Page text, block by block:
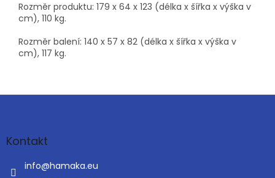
Rozměr produktu: 179 x 64 x 123 (délka x šířka x výška v
cm), 110 kg.
Rozměr balení: 140 x 57 x 82 (délka x šířka x výška v
cm), 117 kg.
Z
aKontakt
info@hamaka.eu